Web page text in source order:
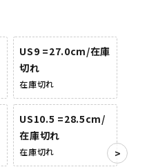
US9 =27.0cm/在庫
切れ
在庫切れ
US10.5 =28.5cm/
在庫切れ
在庫切れ